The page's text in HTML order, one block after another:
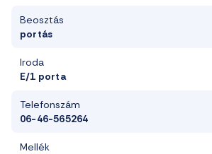
Beosztás
portás
Iroda
E/1 porta
Telefonszám
06-46-565264
Mellék